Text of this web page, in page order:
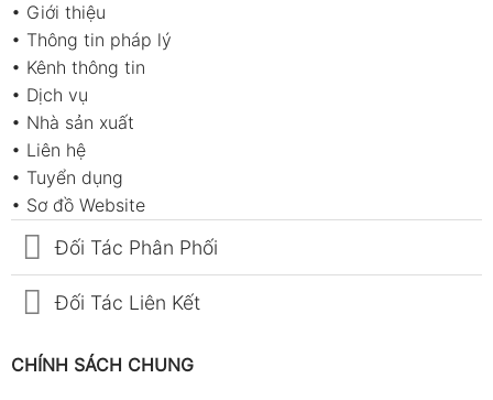
• Giới thiệu
• Thông tin pháp lý
• Kênh thông tin
• Dịch vụ
• Nhà sản xuất
• Liên hệ
• Tuyển dụng
• Sơ đồ Website
Đối Tác Phân Phối
Đối Tác Liên Kết
CHÍNH SÁCH CHUNG